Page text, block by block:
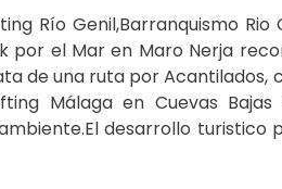
Río Genil,Barranquismo Rio
por el Mar en Maro Nerja
de una ruta por
Málaga en Cuevas
desarrollo